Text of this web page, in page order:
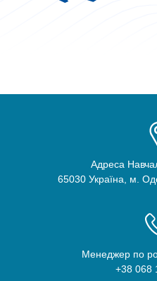
Адреса
65030 Україна, м.
Менеджер по
+38 068